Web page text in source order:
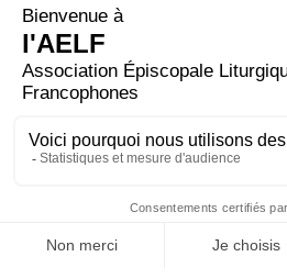
Jésus fut en admiration devant lui.
Il se retourna et dit à la foule qui
« Je vous le déclare,
même en Israël, je n’ai pas
Revenus à la maison,
les envoyés trouvèrent l’esclave
– Acclamons la Parole de